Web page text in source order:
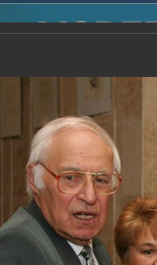
2014 -
Award - 2006 г.
Report
2006 г.